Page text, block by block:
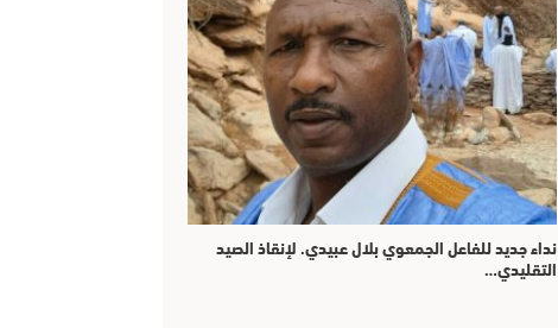
نداء جديد للفاعل الجمعوي بلال عبيدي. لإنقاذ الصيد
التقليدي…